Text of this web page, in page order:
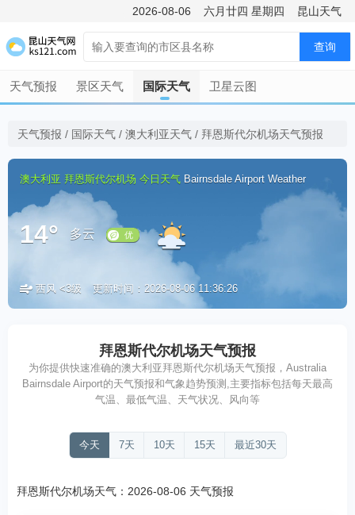
2026-08-06 六月廿四 星期四 昆山天气
查询
天气预报 景区天气 国际天气 卫星云图
天气预报 / 国际天气 / 澳大利亚天气 / 拜恩斯代尔机场天气预报
澳大利亚 拜恩斯代尔机场 今日天气 Bairnsdale Airport Weather
14° 多云
优
西风 <3级 更新时间：2026-08-06 11:36:26
拜恩斯代尔机场天气预报
为你提供快速准确的澳大利亚拜恩斯代尔机场天气预报，Australia
Bairnsdale Airport的天气预报和气象趋势预测,主要指标包括每天最高
气温、最低气温、天气状况、风向等
今天 7天 10天 15天 最近30天
拜恩斯代尔机场天气：2026-08-06 天气预报